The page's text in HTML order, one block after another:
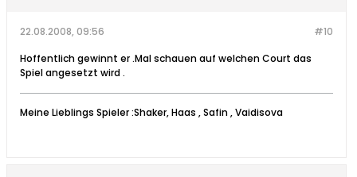
#10
22.08.2008, 09:56
Hoffentlich gewinnt er .Mal schauen auf welchen Court das
Spiel angesetzt wird .
Meine Lieblings Spieler :Shaker, Haas , Safin , Vaidisova